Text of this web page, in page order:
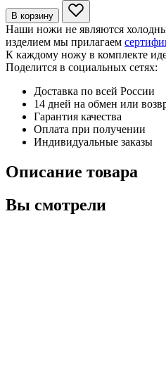
В корзину
Наши ножи не являются
изделием мы прилагаем
К каждому ножу в комплекте
Поделится в социальных сетях:
Доставка по всей России
14 дней на обмен или
Гарантия качества
Оплата при получении
Индивидуальные заказы
Описание товара
Вы смотрели